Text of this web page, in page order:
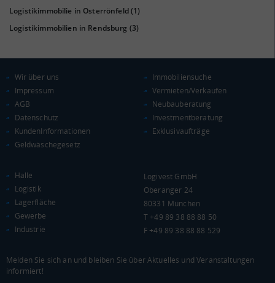
Euro pro Kopf
(Landkreis / Kreisfreie Stadt)
Kaufkraftindex
KAUFKRAFT - EURO PRO KOPF
Landkreis / Kreisfreie Stadt
Bundesland
Deutschland
WIRTSCHAFTSKRAFT
Logistikimmobilie in Osterrönfeld(1)
Logistikimmobilien in Rendsburg (3)
Wir über uns
Impressum
AGB
Datenschutz
KundenInformationen
Geldwäschegesetz
Immobiliensuche
Vermieten/Verkaufen
Neubauberatung
Investmentberatung
Exklusivaufträge
Halle
Logistik
Lagerfläche
Gewerbe
Industrie
Logivest GmbH
Oberanger 24
80331 München
T +49 89 38 88 88 50
F +49 89 38 88 88 529
Melden Sie sich an und bleiben Sie über Aktuelles und Veranstaltungen
informiert!